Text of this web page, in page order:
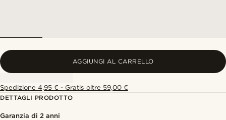
AGGIUNGI AL CARRELLO
Spedizione 4,95 € - Gratis oltre 59,00 €
DETTAGLI PRODOTTO
Garanzia di 2 anni